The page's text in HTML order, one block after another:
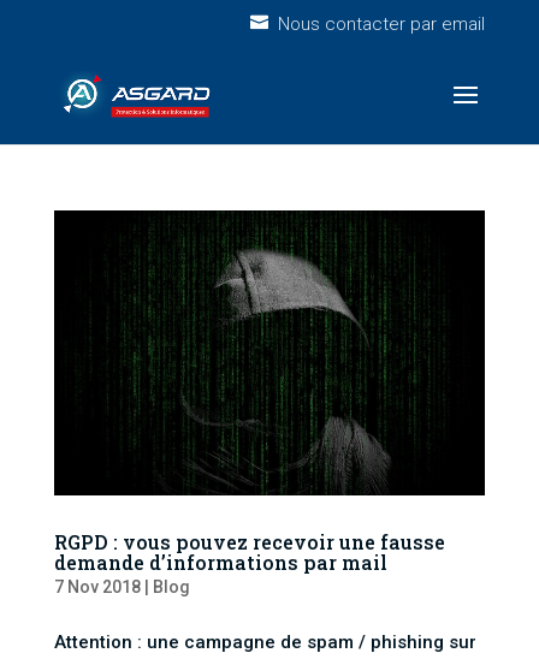
Nous contacter par email
RGPD : vous pouvez recevoir une fausse
demande d’informations par mail
7 Nov 2018| Blog
Attention : une campagne de spam / phishing sur